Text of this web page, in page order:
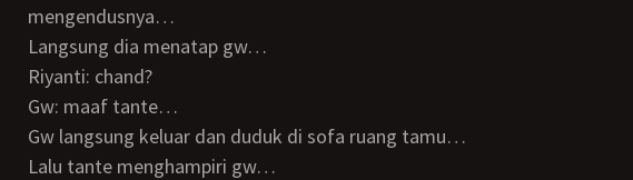
mengendusnya…
Langsung dia menatap gw…
Riyanti: chand?
Gw: maaf tante…
Gw langsung keluar dan duduk di sofa ruang tamu…
Lalu tante menghampiri gw…